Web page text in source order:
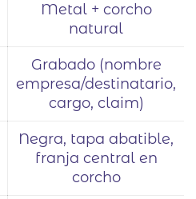
Metal + corcho
natural
Grabado (nombre
empresa/destinatario,
cargo, claim)
Negra, tapa abatible,
franja central en
corcho